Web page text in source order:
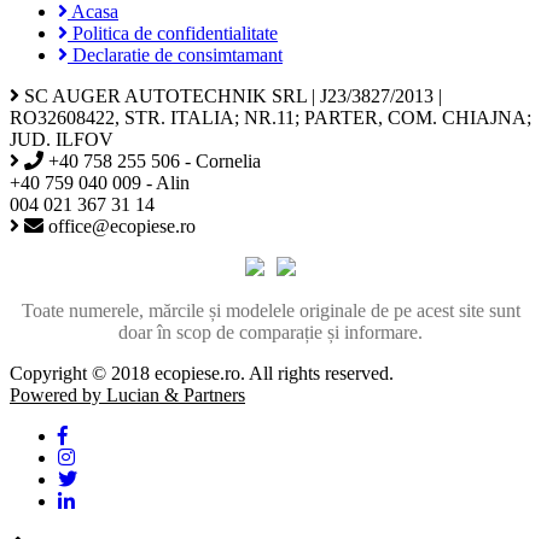
Acasa
Politica de confidentialitate
Declaratie de consimtamant
SC AUGER AUTOTECHNIK SRL | J23/3827/2013 |
RO32608422, STR. ITALIA; NR.11; PARTER, COM. CHIAJNA;
JUD. ILFOV
+40 758 255 506 - Cornelia
+40 759 040 009 - Alin
004 021 367 31 14
office@ecopiese.ro
Toate numerele, mărcile și modelele originale de pe acest site sunt
doar în scop de comparație și informare.
Copyright © 2018 ecopiese.ro. All rights reserved.
Powered by Lucian & Partners